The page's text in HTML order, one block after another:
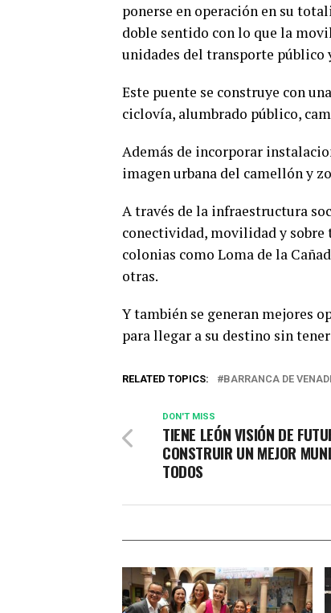
ponerse en operación en su
doble sentido con lo que la
unidades del transporte público
Este puente se construye con
ciclovía, alumbrado público,
Además de incorporar
imagen urbana del camellón y
A través de la infraestructura
conectividad, movilidad y sobre
colonias como Loma de la
otras.
Y también se generan mejores
para llegar a su destino sin
RELATED TOPICS: BARRANCA DE
DON'T MISS
TIENE LEÓN VISIÓN DE
CONSTRUIR UN MEJOR
TODOS